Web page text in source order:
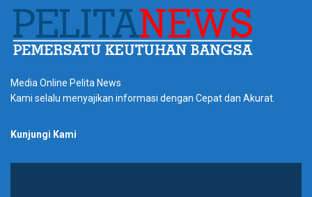
Media Online Pelita News
Kami selalu menyajikan informasi dengan Cepat dan Akurat.
Kunjungi Kami